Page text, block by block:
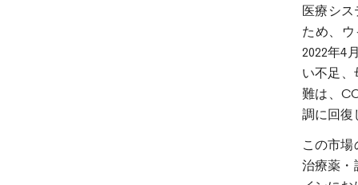
医療シ
ため、
2022年4
い不足、
難は、
調に回復
この市
治療薬・